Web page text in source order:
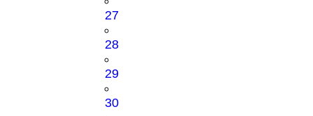
27
28
29
30